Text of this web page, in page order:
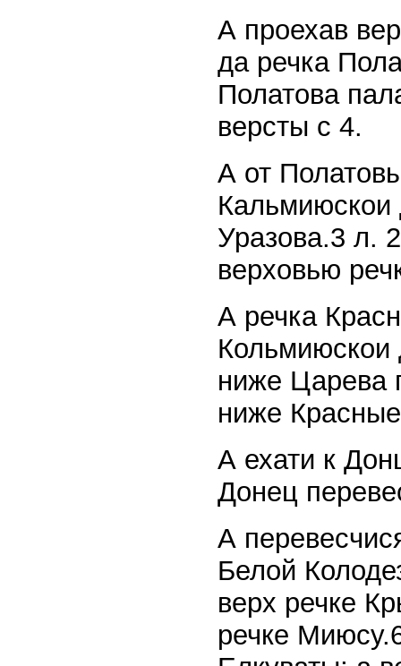
А проехав
да речка
Полатова
версты с 4.
А от
Кальмиюскои
Уразова.3 л.
верховью
А речка
Кольмиюскои
ниже Царева
ниже
А ехати к
Донец
А
Белой
верх речке
речке